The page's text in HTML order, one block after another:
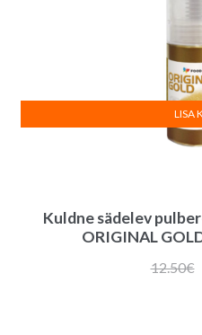
Kuldne sädelev
ORIGINAL
12.50€
LISA